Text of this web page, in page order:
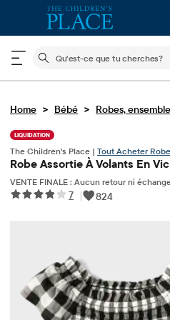
Le champ de
Home > Bébé > Robes,
LIQUIDATION
The Children's Place | Tout Acheter
Robe Assortie À Volants En
VENTE FINALE : Aucun retour ni
7 | 824